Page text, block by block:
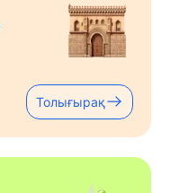
Толығырақ